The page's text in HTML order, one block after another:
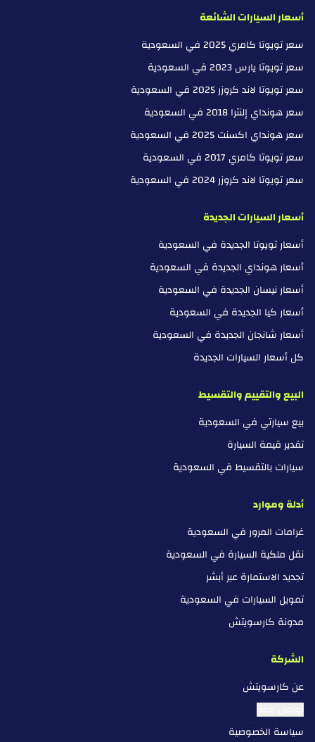
أسعار السيارات الشائعة
سعر تويوتا كامري 2025 في السعودية
سعر تويوتا يارس 2023 في السعودية
سعر تويوتا لاند كروزر 2025 في السعودية
سعر هونداي إلنترا 2018 في السعودية
سعر هونداي اكسنت 2025 في السعودية
سعر تويوتا كامري 2017 في السعودية
سعر تويوتا لاند كروزر 2024 في السعودية
أسعار السيارات الجديدة
أسعار تويوتا الجديدة في السعودية
أسعار هونداي الجديدة في السعودية
أسعار نيسان الجديدة في السعودية
أسعار كيا الجديدة في السعودية
أسعار شانجان الجديدة في السعودية
كل أسعار السيارات الجديدة
البيع والتقييم والتقسيط
بيع سيارتي في السعودية
تقدير قيمة السيارة
سيارات بالتقسيط في السعودية
أدلة وموارد
غرامات المرور في السعودية
نقل ملكية السيارة في السعودية
تجديد الاستمارة عبر أبشر
تمويل السيارات في السعودية
مدونة كارسويتش
الشركة
عن كارسويتش
تواصل معنا
سياسة الخصوصية